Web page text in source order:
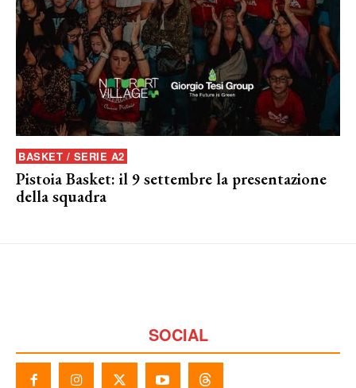
BASKET / SERIE A2
Pistoia Basket: il 9 settembre la presentazione
della squadra
SOCIAL